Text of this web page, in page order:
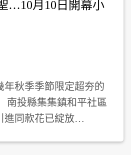
…10月10日開幕小
年秋季季節限定超夯的
南投縣集集鎮和平社區
進同款花已綻放…